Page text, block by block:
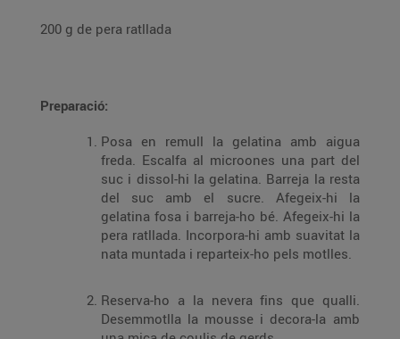
200 g de pera ratllada
Preparació:
Posa en remull la gelatina amb aigua
freda. Escalfa al microones una part del
suc i dissol-hi la gelatina. Barreja la resta
del suc amb el sucre. Afegeix-hi la
gelatina fosa i barreja-ho bé. Afegeix-hi la
pera ratllada. Incorpora-hi amb suavitat la
nata muntada i reparteix-ho pels motlles.
Reserva-ho a la nevera fins que qualli.
Desemmotlla la mousse i decora-la amb